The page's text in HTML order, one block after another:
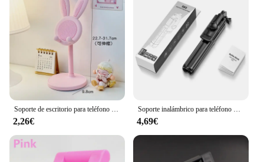
Soporte de escritorio para teléfono móvil, base ajustable de mesa de dibujos animados de conejo, color rosa, para iPhone 13, 14, Samsung
2,26€
Soporte inalámbrico para teléfono móvil, palo de Selfie, trípode con rotación de 360 grados, soporte para iPhone, Xiaomi, Samsung, soporte para Video en vivo
4,69€